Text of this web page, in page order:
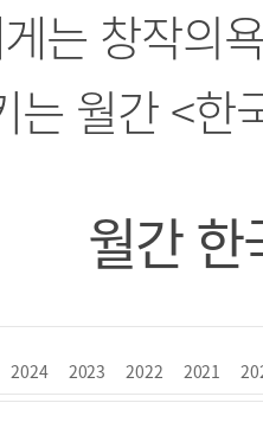
는 창작의
는 월간 <한
월간
2024 2023 2022 2021